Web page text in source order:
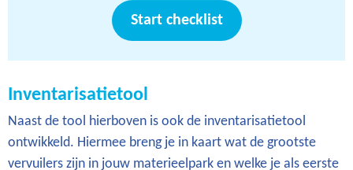
Start checklist
Inventarisatietool
Naast de tool hierboven is ook de inventarisatietool
ontwikkeld. Hiermee breng je in kaart wat de grootste
vervuilers zijn in jouw materieelpark en welke je als eerste